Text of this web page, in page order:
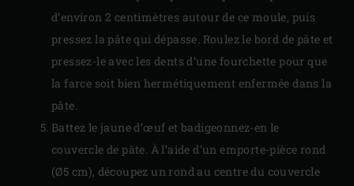
d’environ 2 centimètres autour de ce moule, puis
pressez la pâte qui dépasse. Roulez le bord de pâte et
pressez-le avec les dents d’une fourchette pour que
la farce soit bien hermétiquement enfermée dans la
pâte.
Battez le jaune d’œuf et badigeonnez-en le
couvercle de pâte. À l’aide d’un emporte-pièce rond
(Ø5 cm), découpez un rond au centre du couvercle